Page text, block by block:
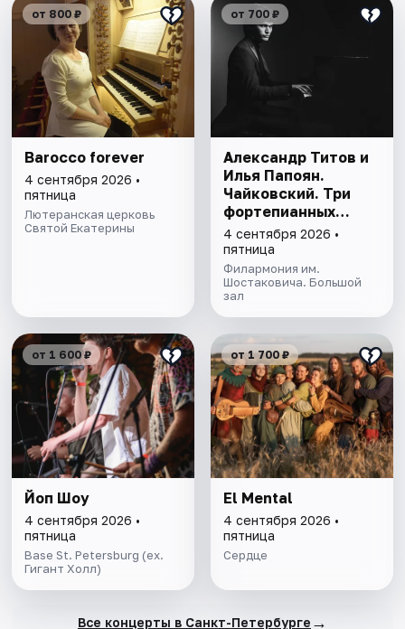
от 800 ₽
Barocco forever
4 сентября 2026 •
пятница
Лютеранская церковь
Святой Екатерины
от 700 ₽
Александр Титов и
Илья Папоян.
Чайковский. Три
фортепианных
концерта и
концертная
фантазия
4 сентября 2026 •
пятница
Филармония им.
Шостаковича. Большой
зал
от 1 600 ₽
Йоп Шоу
4 сентября 2026 •
пятница
Base St. Petersburg (ex.
Гигант Холл)
от 1 700 ₽
El Mental
4 сентября 2026 •
пятница
Сердце
Все концерты в Санкт-Петербурге →